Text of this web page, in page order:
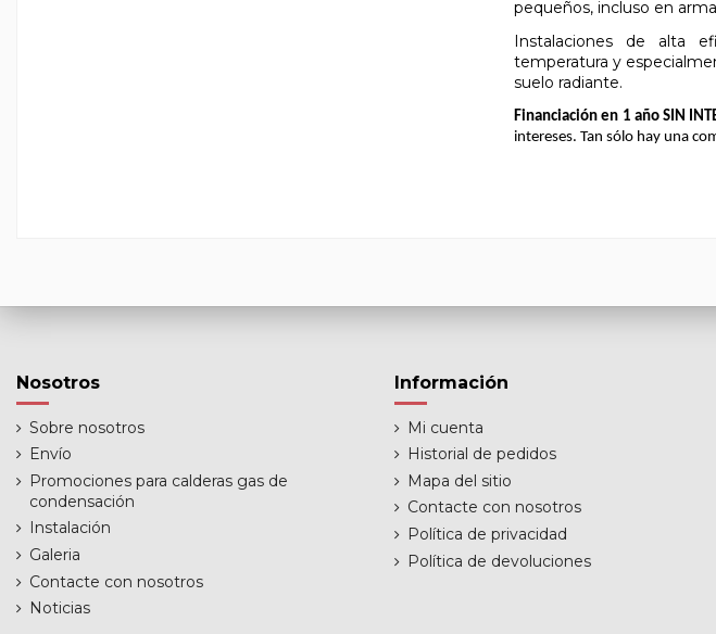
pequeños, incluso en
Instalaciones de alta
temperatura y
suelo radiante.
Financiación en 1 año SIN
intereses. Tan sólo hay una
Nosotros
Sobre nosotros
Envío
Promociones para calderas gas de
condensación
Instalación
Galeria
Contacte con nosotros
Noticias
Información
Mi cuenta
Historial de pedidos
Mapa del sitio
Contacte con nosotros
Política de privacidad
Política de devoluciones